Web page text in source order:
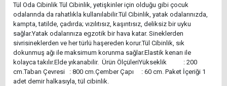
Tül Oda Cibinlik Tül Cibinlik, yetişkinler için olduğu gibi çocuk
odalarında da rahatlıkla kullanılabilir.Tül Cibinlik, yatak odalarınızda,
kampta, tatilde, çadırda; vızılıtısız, kaşıntısız, deliksiz bir uyku
sağlar.Yatak odalarınıza egzotik bir hava katar. Sineklerden
sivrisineklerden ve her türlü haşereden korur.Tül Cibinlik, sık
dokunmuş ağı ile maksimum korunma sağlar.Elastik kenarı ile
kolayca takılır.Elde yıkanabilir. Ürün ÖlçüleriYükseklik : 200
cm.Taban Çevresi : 800 cm.Çember Çapı : 60 cm. Paket İçeriği 1
adet demir halkasıyla, tül cibinlik.